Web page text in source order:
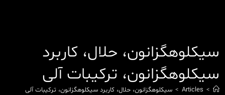
سیکلوهگزانون، حلال، کاربرد
سیکلوهگزانون، ترکیبات آلی
>
Articles
> سیکلوهگزانون، حلال، کاربرد سیکلوهگزانون، ترکیبات آلی